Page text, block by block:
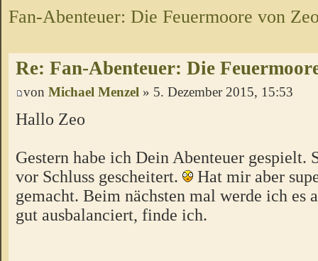
Fan-Abenteuer: Die Feuermoore von
Re: Fan-Abenteuer: Die
von Michael Menzel » 5. Dezember 2015, 15:53
Hallo Zeo
Gestern habe ich Dein Abenteuer gespielt.
vor Schluss gescheitert.
Hat mir aber
gemacht. Beim nächsten mal werde ich es
gut ausbalanciert, finde ich.